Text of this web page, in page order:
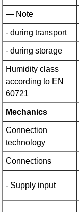
— Note
- during transport
- during storage
Humidity class
according to EN
60721
Mechanics
Connection
technology
Connections
- Supply input